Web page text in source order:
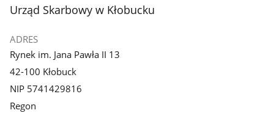
stopka
Urząd Skarbowy w Kłobucku
ADRES
Rynek im. Jana Pawła II 13
42-100 Kłobuck
NIP 5741429816
Regon